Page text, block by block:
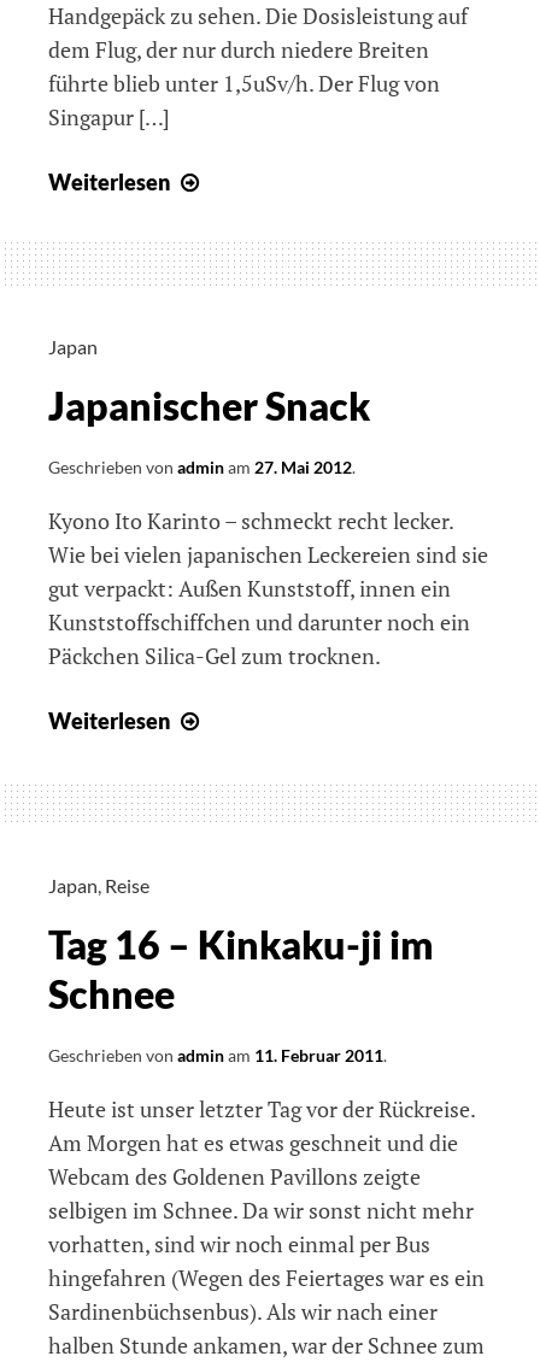
Handgepäck zu sehen. Die Dosisleistung auf
dem Flug, der nur durch niedere Breiten
führte blieb unter 1,5uSv/h. Der Flug von
Singapur […]
Weiterlesen
der
Reise
Japan
Japanischer Snack
Geschrieben von adminam 27. Mai 2012.
Kyono Ito Karinto – schmeckt recht lecker.
Wie bei vielen japanischen Leckereien sind sie
gut verpackt: Außen Kunststoff, innen ein
Kunststoffschiffchen und darunter noch ein
Päckchen Silica-Gel zum trocknen.
Weiterlesen
Japan, Reise
Tag 16 – Kinkaku-ji im
Schnee
Geschrieben von adminam 11. Februar 2011.
Heute ist unser letzter Tag vor der Rückreise.
Am Morgen hat es etwas geschneit und die
Webcam des Goldenen Pavillons zeigte
selbigen im Schnee. Da wir sonst nicht mehr
vorhatten, sind wir noch einmal per Bus
hingefahren (Wegen des Feiertages war es ein
Sardinenbüchsenbus). Als wir nach einer
halben Stunde ankamen, war der Schnee zum